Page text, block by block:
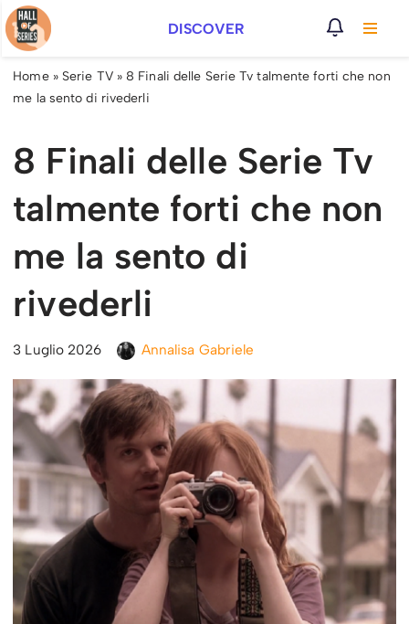
Vai
al
contenuto
DISCOVER
Home» Serie TV» 8 Finali delle Serie Tv talmente forti che non
me la sento di rivederli
8 Finali delle Serie Tv
talmente forti che non
me la sento di
rivederli
3 Luglio 2026 Annalisa Gabriele